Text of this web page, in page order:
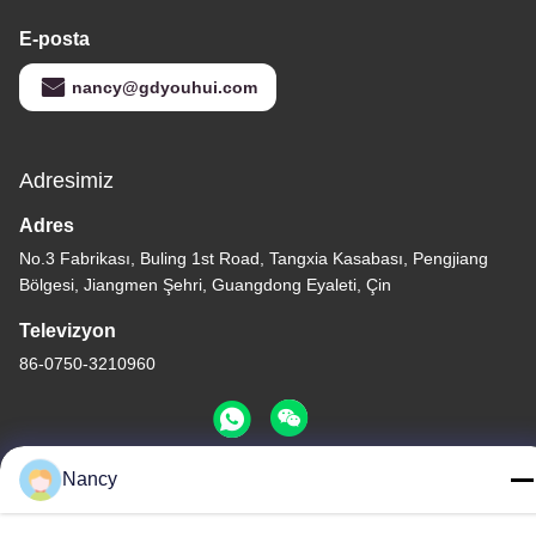
E-posta
nancy@gdyouhui.com
Adresimiz
Adres
No.3 Fabrikası, Buling 1st Road, Tangxia Kasabası, Pengjiang
Bölgesi, Jiangmen Şehri, Guangdong Eyaleti, Çin
Televizyon
86-0750-3210960
Nancy